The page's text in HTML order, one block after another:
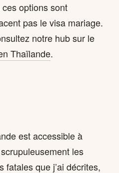
options sont
pas le visa mariage.
notre hub sur le
Thaïlande.
est accessible à
les
fatales que j’ai décrites,